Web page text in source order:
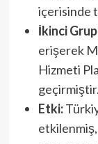
içerisinde
İkinci
erişerek
Hizmeti
geçirmiştir.
Etki: